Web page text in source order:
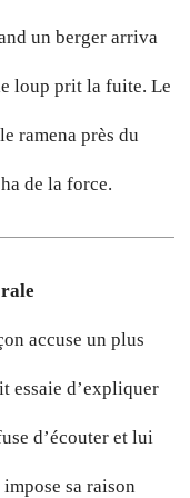
un berger arriva
loup prit la fuite. Le
ramena près du
de la force.
accuse un plus
essaie d’expliquer
d’écouter et lui
sa raison